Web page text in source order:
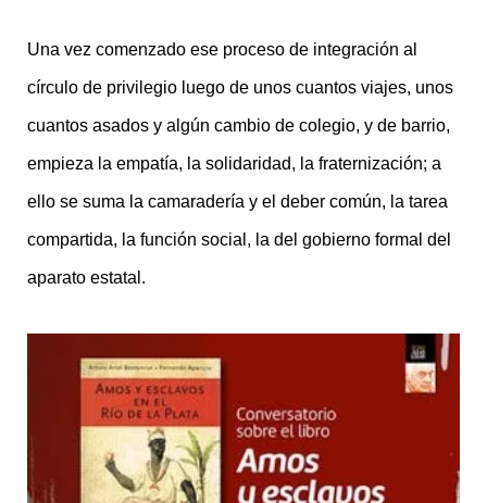
Una vez comenzado ese proceso de integración al
círculo de privilegio luego de unos cuantos viajes, unos
cuantos asados y algún cambio de colegio, y de barrio,
empieza la empatía, la solidaridad, la fraternización; a
ello se suma la camaradería y el deber común, la tarea
compartida, la función social, la del gobierno formal del
aparato estatal.